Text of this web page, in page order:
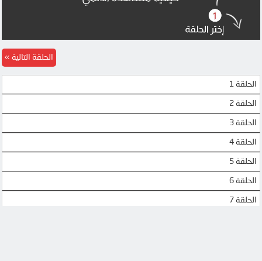
الحلقة 1
الحلقة 2
الحلقة 3
الحلقة 4
الحلقة 5
الحلقة 6
الحلقة 7
الحلقة التالية